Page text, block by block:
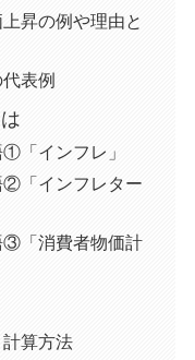
昇の例や理由と
表例
「インフレ」
②「インフレター
③「消費者物価計
算方法